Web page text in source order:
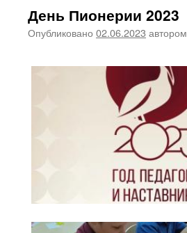
День Пионерии 2023
Опубликовано 02.06.2023 автором